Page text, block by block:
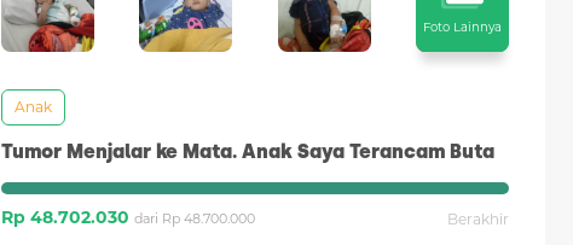
Foto Lainnya
Anak
Tumor Menjalar ke Mata. Anak Saya Terancam Buta
Rp 48.702.030 dari Rp 48.700.000 Berakhir